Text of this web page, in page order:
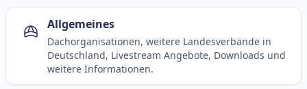
Allgemeines
Dachorganisationen, weitere Landesverbände in
Deutschland, Livestream Angebote, Downloads und
weitere Informationen.